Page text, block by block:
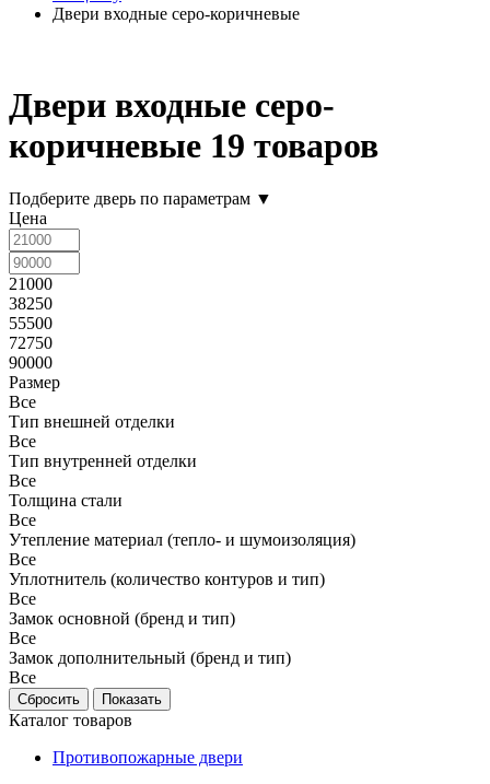
Двери входные серо-коричневые
Двери входные серо-
коричневые 19 товаров
Подберите дверь по параметрам ▼
Цена
21000
38250
55500
72750
90000
Размер
Все
Тип внешней отделки
Все
Тип внутренней отделки
Все
Толщина стали
Все
Утепление материал (тепло- и шумоизоляция)
Все
Уплотнитель (количество контуров и тип)
Все
Замок основной (бренд и тип)
Все
Замок дополнительный (бренд и тип)
Все
Каталог товаров
Противопожарные двери